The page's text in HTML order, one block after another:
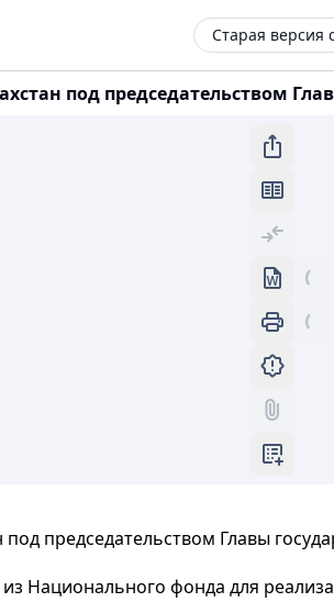
Старая версия
под председательством
председательством Главы
Национального фонда для